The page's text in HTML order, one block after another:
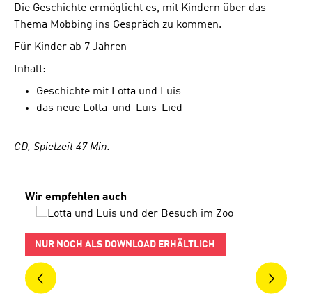
Die Geschichte ermöglicht es, mit Kindern über das
Thema Mobbing ins Gespräch zu kommen.
Für Kinder ab 7 Jahren
Inhalt:
Geschichte mit Lotta und Luis
das neue Lotta-und-Luis-Lied
CD, Spielzeit 47 Min.
Produktgalerie überspringen
Wir empfehlen auch
NUR NOCH ALS DOWNLOAD ERHÄLTLICH